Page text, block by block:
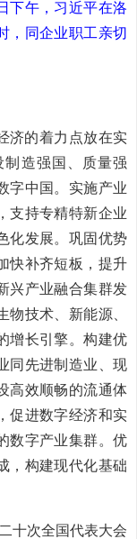
下午，习近平在洛
，同企业职工亲切
济的着力点放在实
造强国、质量强
字中国。实施产业
支持专精特新企业
化发展。巩固优势
快补齐短板，提升
兴产业融合集群发
物技术、新能源、
增长引擎。构建优
同先进制造业、现
高效顺畅的流通体
促进数字经济和实
数字产业集群。优
，构建现代化基础
十次全国代表大会